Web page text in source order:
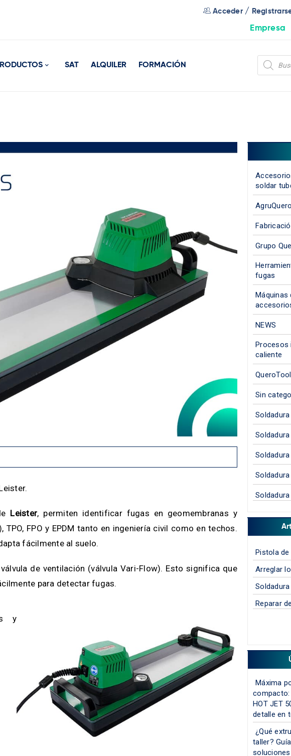
Acceder/
Empresa
SAT ALQUILER FORMACIÓN
Leister, permiten identificar fugas en geomembranas y
TPO, FPO y EPDM tanto en ingeniería civil como en techos.
fácilmente al suelo.
de ventilación (válvula Vari-Flow). Esto significa que
para detectar fugas.
y
soldar
AgruQuero
Grupo
fugas
Máquinas
NEWS
Procesos
caliente
Sin
Pistola
Arreglar
Soldadura
Reparar
Máxima
compacto:
HOT JET
detalle en
¿Qué
taller?
soluciones